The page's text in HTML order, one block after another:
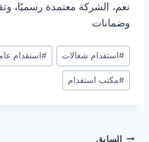
نعم، الشركة معتمدة رسميًا،
وضمانات
#استقدام شغالات #استقدام
#مكتب استقدام
السابق